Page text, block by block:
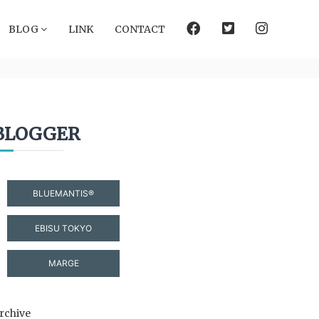
BLOG LINK CONTACT facebookTwitterinstagram
BLUEMANTIS®
EBISU TOKYO
MARGE